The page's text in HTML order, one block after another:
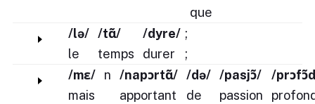
que
/lə/
le
/tɑ̃/
temps
/dyre/
durer
;
;
/mɛ/
mais
n
/napɔrtɑ̃/
apportant
/də/
de
/pasjɔ̃/
passion
/